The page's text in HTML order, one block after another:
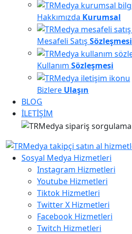
Hakkımızda Kurumsal
Mesafeli Satış Sözleşmesi
Kullanım Sözleşmesi
Bizlere Ulaşın
BLOG
İLETİŞİM
Sosyal Medya Hizmetleri
Instagram Hizmetleri
Youtube Hizmetleri
Tiktok Hizmetleri
Twitter X Hizmetleri
Facebook Hizmetleri
Twitch Hizmetleri